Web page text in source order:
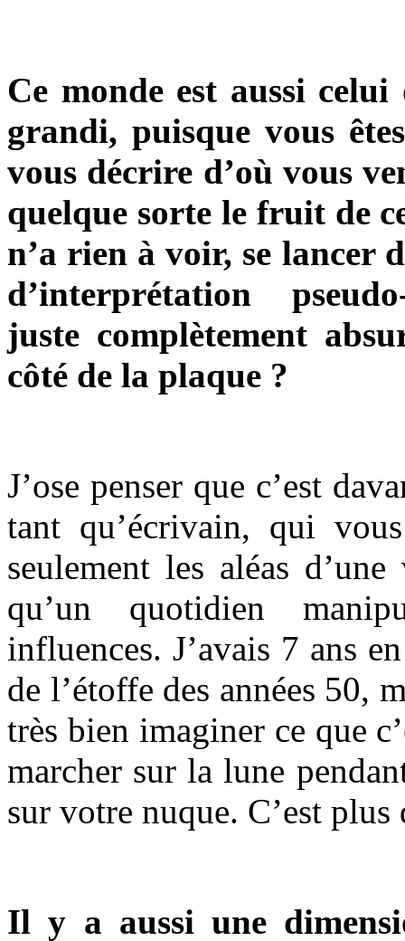
Ce monde est aussi
grandi, puisque vous
vous décrire d’où vous
quelque sorte le fruit de
n’a rien à voir, se lancer
d’interprétation
juste complètement
côté de la plaque ?
J’ose penser que c’est
tant qu’écrivain, qui
seulement les aléas
qu’un quotidien
influences. J’avais 7 ans
de l’étoffe des années 50,
très bien imaginer ce que
marcher sur la lune
sur votre nuque. C’est plus
Il y a aussi une